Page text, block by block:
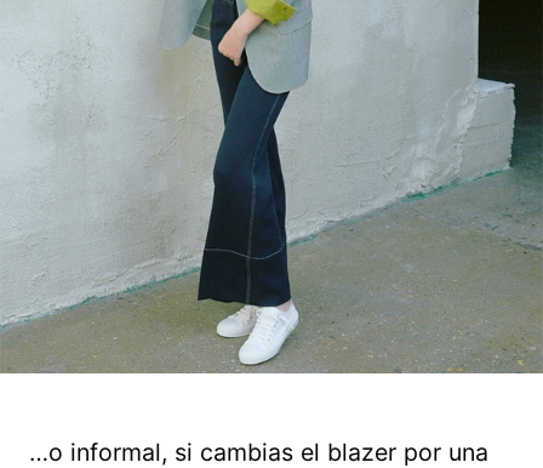
…o informal, si cambias el blazer por una